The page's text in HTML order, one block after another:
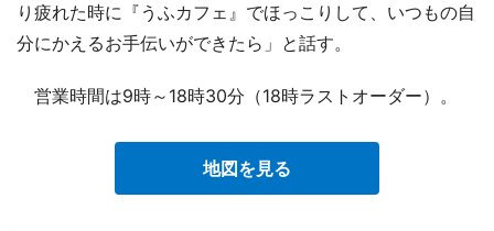
り疲れた時に『うふカフェ』でほっこりして、いつもの自
分にかえるお手伝いができたら」と話す。
営業時間は9時～18時30分（18時ラストオーダー）。
地図を見る